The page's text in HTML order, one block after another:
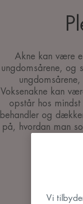
Akne kan være
ungdomsårene, og
Voksenakne kan
opstår hos
behandler og
på, hvordan man
Vi